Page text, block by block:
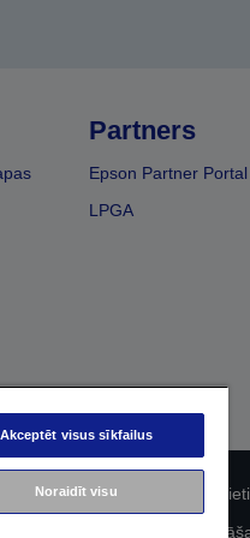
Partners
Epson Partner Portal
LPGA
Act Compliance
pieejamības
Akceptēt visus sīkfailus
Noraidīt visu